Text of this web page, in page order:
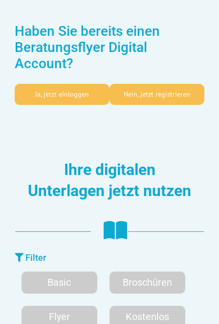
Haben Sie bereits einen
Beratungsflyer Digital
Account?
Ja, jetzt einloggen Nein, jetzt registrieren
Ihre digitalen
Unterlagen jetzt nutzen
Filter
Basic Broschüren
Flyer Kostenlos